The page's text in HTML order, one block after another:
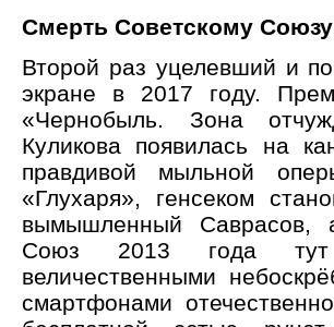
Смерть Советскому
Второй раз уцелевший и
экране в 2017 году.
«Чернобыль. Зона
Куликова появилась на
правдивой мыльной
«Глухаря», генсеком
вымышленный Саврасов,
Союз 2013 года тут
величественными
смартфонами